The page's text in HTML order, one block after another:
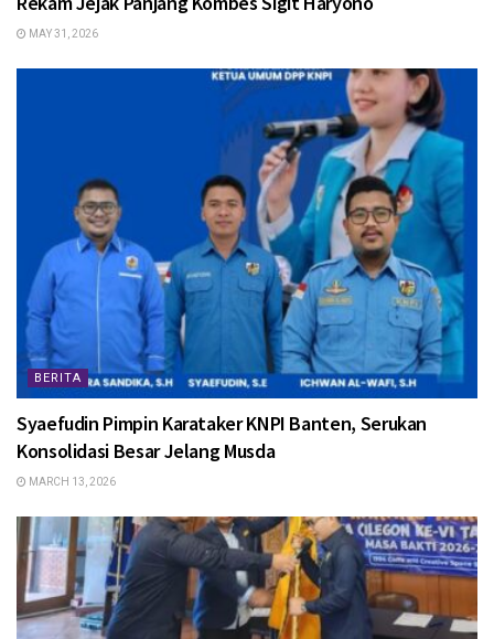
MAY 31, 2026
BERITA
Syaefudin Pimpin Karataker KNPI Banten, Serukan
Konsolidasi Besar Jelang Musda
MARCH 13, 2026